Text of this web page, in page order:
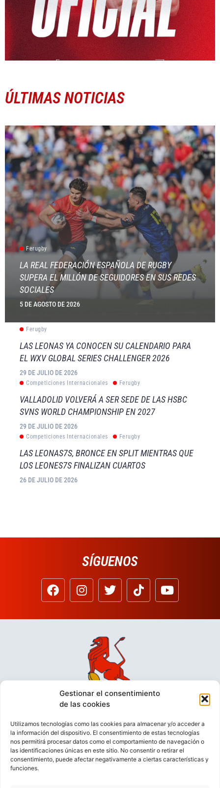
Gestionar el consentimiento
de las cookies
Utilizamos tecnologías como las cookies para almacenar y/o acceder a
la información del dispositivo. El consentimiento de estas tecnologías
nos permitirá procesar datos como el comportamiento de navegación o
las identificaciones únicas en este sitio. No consentir o retirar el
consentimiento, puede afectar negativamente a ciertas características y
funciones.
ÚLTIMAS NOTICIAS
Ferugby
LA REAL FEDERACIÓN ESPAÑOLA DE RUGBY
SUPERA EL MILLÓN DE SEGUIDORES EN SUS REDES
SOCIALES
5 DE AGOSTO DE 2026
Ferugby
LAS LEONAS YA CONOCEN SU CALENDARIO PARA
EL WXV GLOBAL SERIES CHALLENGER 2026
29 DE JULIO DE 2026
Competiciones Internacionales Ferugby
VALLADOLID VOLVERÁ A SER SEDE DE LAS HSBC
SVNS WORLD CHAMPIONSHIP EN 2027
29 DE JULIO DE 2026
Competiciones Internacionales Ferugby
LAS LEONAS7S, BRONCE EN SPLIT MIENTRAS QUE
LOS LEONES7S FINALIZAN CUARTOS
26 DE JULIO DE 2026
SÍGUENOS